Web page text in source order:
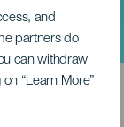
and
partners do
can withdraw
“Learn More”